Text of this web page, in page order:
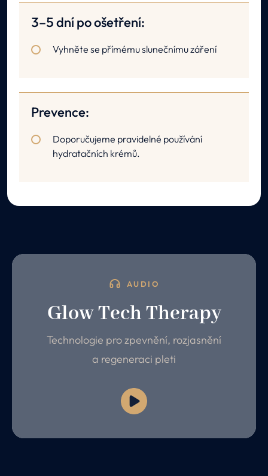
3–5 dní po ošetření:
Vyhněte se přímému slunečnímu záření
Prevence:
Doporučujeme pravidelné používání
hydratačních krémů.
AUDIO
Glow Tech Therapy
Technologie pro zpevnění, rozjasnění
a regeneraci pleti